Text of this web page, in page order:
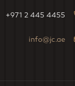
+971 2 445 4455
info@jc.ae